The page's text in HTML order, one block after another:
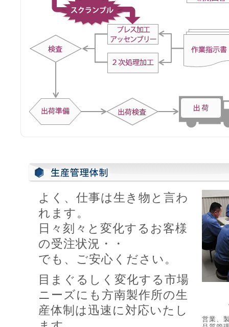
営業、
よく、仕事は生き物と言わ
れます。
日々刻々と変化するお客様
の受注状況・・
でも、ご安心ください。
目まぐるしく変化する市場
ニーズにも方南製作所の生
産体制は迅速に対応いたし